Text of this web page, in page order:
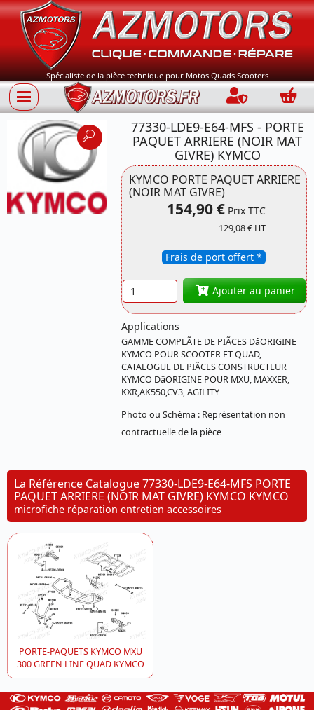
Spécialiste de la pièce technique pour Motos Quads Scooters
Connection
Référence 77330-
LDE9-E64 KYMCO
77330-LDE9-E64-MFS - PORTE
PAQUET ARRIERE (NOIR MAT
GIVRE) KYMCO
KYMCO PORTE PAQUET ARRIERE
(NOIR MAT GIVRE)
154,90 € Prix TTC
129,08 € HT
Frais de port offert *
Quantité Ajouter au panier
Applications
GAMME COMPLÃTE DE PIÃCES DâORIGINE
KYMCO POUR SCOOTER ET QUAD,
CATALOGUE DE PIÃCES CONSTRUCTEUR
KYMCO DâORIGINE POUR MXU, MAXXER,
KXR,AK550,CV3, AGILITY
Photo ou Schéma : Représentation non
contractuelle de la pièce
La Référence Catalogue 77330-LDE9-E64-MFS PORTE
PAQUET ARRIERE (NOIR MAT GIVRE) KYMCO KYMCO
microfiche réparation entretien accessoires
PORTE-PAQUETS KYMCO MXU
300 GREEN LINE QUAD KYMCO